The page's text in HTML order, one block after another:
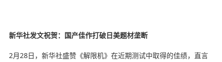
新华社发文祝贺：国产佳作打破日美题材垄断
2月28日，新华社盛赞《解限机》在近期测试中取得的佳绩，直言